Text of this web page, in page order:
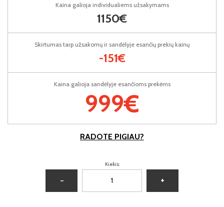
Kaina galioja sandėlyje esančioms prekėms
999€
Kaina galioja individualiems užsakymams
1150€
Skirtumas tarp užsakomų ir sandėlyje esančių prekių kainų
-151€
RADOTE PIGIAU?
Kiekis:
− +